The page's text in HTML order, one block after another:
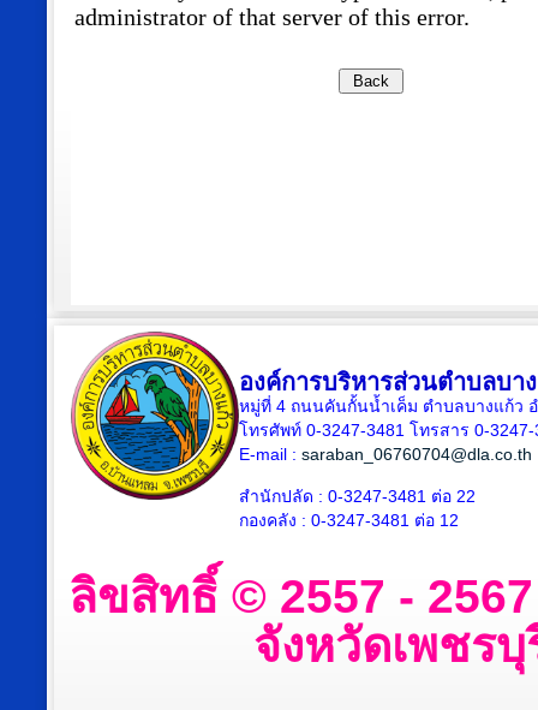
องค์การบริหารส่วนตำบลบา
หมู่ที่ 4 ถนนคันกั้นน้ำเค็ม ตำบลบางแก้ว
โทรศัพท์ 0-3247-3481 โทรสาร 0-3247-
E-mail : saraban_06760704@dla.co.th
สำนักปลัด : 0-3247-3481 ต่อ 22
กองคลัง : 0-3247-3481 ต่อ 12
ลิขสิทธิ์ © 2557 -
จังหวัดเพชร